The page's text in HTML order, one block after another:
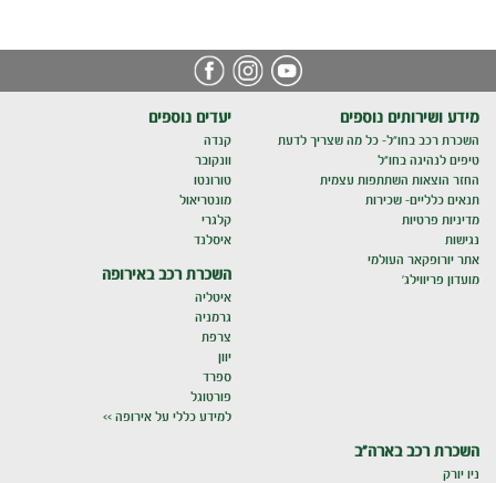
מידע ושירותים נוספים
השכרת רכב בחו"ל- כל מה שצריך לדעת
טיפים לנהיגה בחו"ל
החזר הוצאות השתתפות עצמית
תנאים כלליים- שכירות
מדיניות פרטיות
נגישות
אתר יורופקאר העולמי
מועדון פריווילג'
יעדים נוספים
קנדה
וונקובר
טורונטו
מונטריאול
קלגרי
איסלנד
השכרת רכב באירופה
איטליה
גרמניה
צרפת
יוון
ספרד
פורטוגל
למידע כללי על אירופה >>
השכרת רכב בארה"ב
ניו יורק